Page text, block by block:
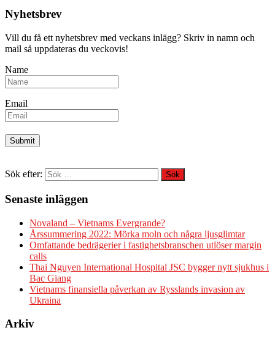
Nyhetsbrev
Vill du få ett nyhetsbrev med veckans inlägg? Skriv in namn och
mail så uppdateras du veckovis!
Name
Email
Sök efter:
Senaste inläggen
Novaland – Vietnams Evergrande?
Årssummering 2022: Mörka moln och några ljusglimtar
Omfattande bedrägerier i fastighetsbranschen utlöser margin
calls
Thai Nguyen International Hospital JSC bygger nytt sjukhus i
Bac Giang
Vietnams finansiella påverkan av Rysslands invasion av
Ukraina
Arkiv